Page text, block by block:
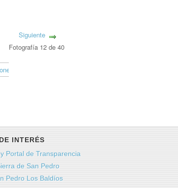
Siguiente
Fotografía 12 de 40
INTERÉS
Portal de Transparencia
de San Pedro
Pedro Los Baldíos